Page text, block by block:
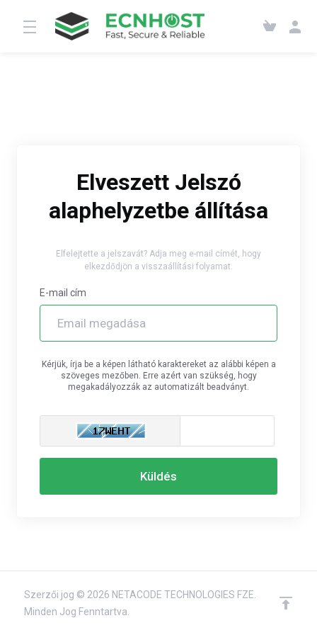
Elveszett Jelszó
alaphelyzetbe állítása
Elfelejtette a jelszavát? Adja meg e-mail címét, hogy
elkezdődjön a visszaállítási folyamat.
E-mail cím
Kérjük, írja be a képen látható karaktereket az alábbi képen a
szöveges mezőben. Erre azért van szükség, hogy
megakadályozzák az automatizált beadványt.
Küldés
Szerzői jog © 2026 NETACODE TECHNOLOGIES FZE.
Minden Jog Fenntartva.